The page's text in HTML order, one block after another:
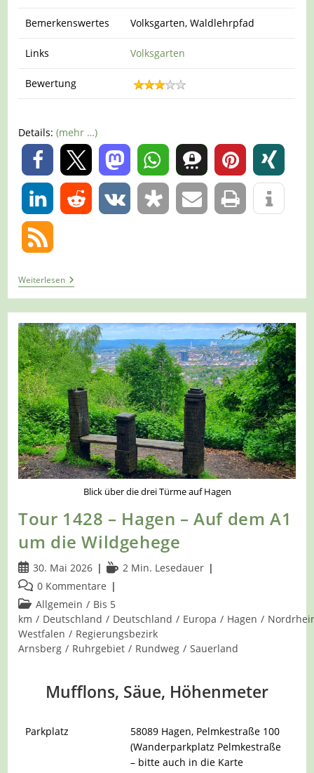
Bemerkenswertes Volksgarten, Waldlehrpfad
Links Volksgarten
Bewertung
Details: (mehr …)
0
0
WeiterlesenTour
1429
–
Mönchengladbach-
Bungt
–
Auf
Dem
Waldlehrpfad
Im
Volksgarten
Blick über die drei Türme auf Hagen
Tour 1428 – Hagen – Auf dem A1
um die Wildgehege
Beitrag
veröffentlicht:
30. Mai 2026 Lesedauer:
2 Min. Lesedauer
Beitrags-
Kommentare:
0 Kommentare
Beitrags-
Kategorie:
Allgemein / Bis 5
km / Deutschland / Deutschland / Europa / Hagen /
Westfalen / Regierungsbezirk
Arnsberg / Ruhrgebiet / Rundweg / Sauerland
Mufflons, Säue, Höhenmeter
Parkplatz 58089 Hagen, Pelmkestraße 100
(Wanderparkplatz Pelmkestraße
– bitte auch in die Karte